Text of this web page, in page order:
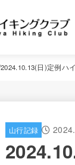
2024.10.13(日)定例ハ
山行記録